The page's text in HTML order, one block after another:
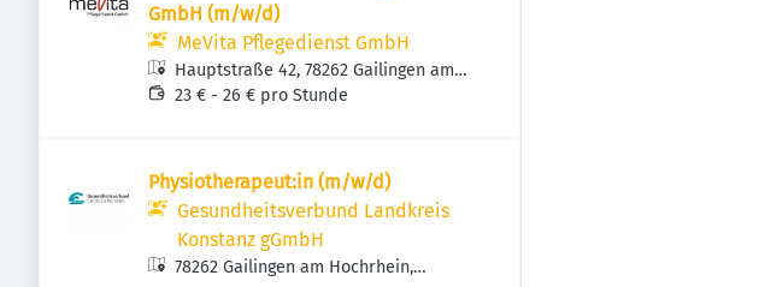
GmbH (m/w/d)
MeVita Pflegedienst GmbH
Hauptstraße 42, 78262 Gailingen am
Hochrhein, Deutschland
23 € - 26 € pro Stunde
Physiotherapeut:in (m/w/d)
Gesundheitsverbund Landkreis
Konstanz gGmbH
78262 Gailingen am Hochrhein,